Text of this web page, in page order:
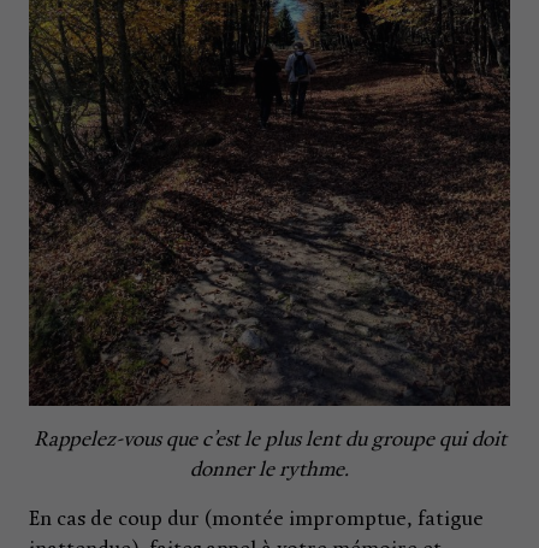
Rappelez-vous que c’est le plus lent du groupe qui doit
donner le rythme.
En cas de coup dur (montée impromptue, fatigue